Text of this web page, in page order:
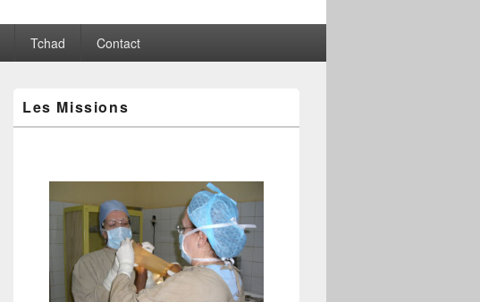
Tchad Contact
principale
de
Les Missions